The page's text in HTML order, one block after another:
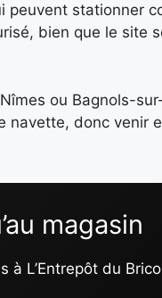
peuvent stationner
bien que le site
ou Bagnols-
navette, donc venir
magasin
à L’Entrepôt du